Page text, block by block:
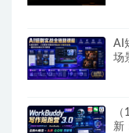
AI
场
新